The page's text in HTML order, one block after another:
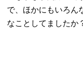
で、ほかにもいろん
なことしてましたか